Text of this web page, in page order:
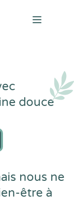
Open
douce
nous ne
être à